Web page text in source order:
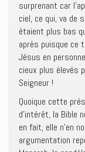
surprenant car
ciel, ce qui, va de
étaient plus bas
après puisque ce
Jésus en
cieux plus élevés
Seigneur !
Quoique cette
d’intérêt, la Bible
en fait, elle n’en
argumentation